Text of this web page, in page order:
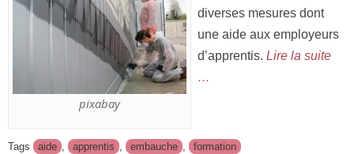
pixabay
diverses mesures dont
une aide aux employeurs
d’apprentis. Lire la suite
…
Tags aide , apprentis , embauche , formation